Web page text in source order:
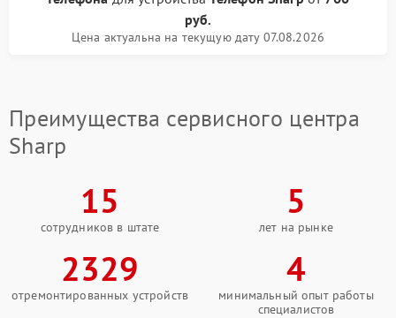
руб.
Цена актуальна на текущую дату 07.08.2026
Преимущества сервисного центра
Sharp
15
сотрудников в штате
5
лет на рынке
2329
отремонтированных устройств
4
минимальный опыт работы
специалистов